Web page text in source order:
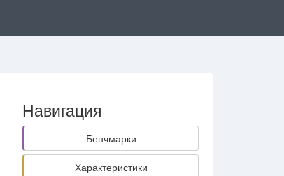
Навигация
Бенчмарки
Характеристики